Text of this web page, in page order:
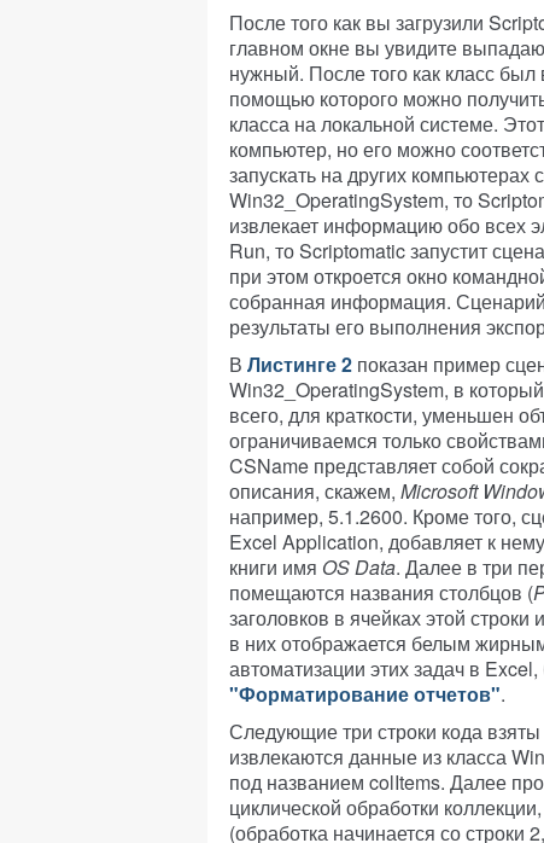
После того как вы загрузили
главном окне вы увидите
нужный. После того как класс
помощью которого можно
класса на локальной системе.
компьютер, но его можно
запускать на других
Win32_OperatingSystem, то
извлекает информацию обо всех
Run, то Scriptomatic запустит
при этом откроется окно
собранная информация.
результаты его выполнения
В Листинге 2 показан пример
Win32_OperatingSystem, в
всего, для краткости, уменьшен
ограничиваемся только
CSName представляет собой
описания, скажем, Microsoft
например, 5.1.2600. Кроме того,
Excel Application, добавляет к
книги имя OS Data. Далее в три
помещаются названия столбцов (
заголовков в ячейках этой
в них отображается белым
автоматизации этих задач в
"Форматирование отчетов".
Следующие три строки кода
извлекаются данные из класса
под названием colItems. Далее
циклической обработки
(обработка начинается со строки